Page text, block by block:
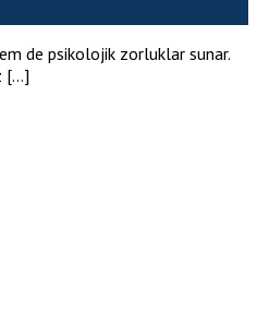
de psikolojik zorluklar sunar.
[…]